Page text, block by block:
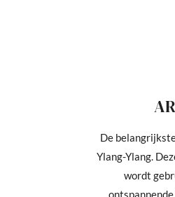
De
Ylang-Ylang.
wordt